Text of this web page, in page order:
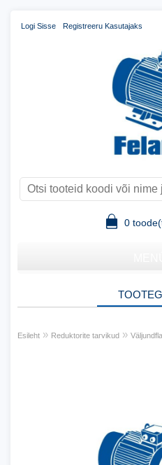
Logi Sisse Registreeru Kasutajaks
0
Esileht » Reduktorite tarvikud »